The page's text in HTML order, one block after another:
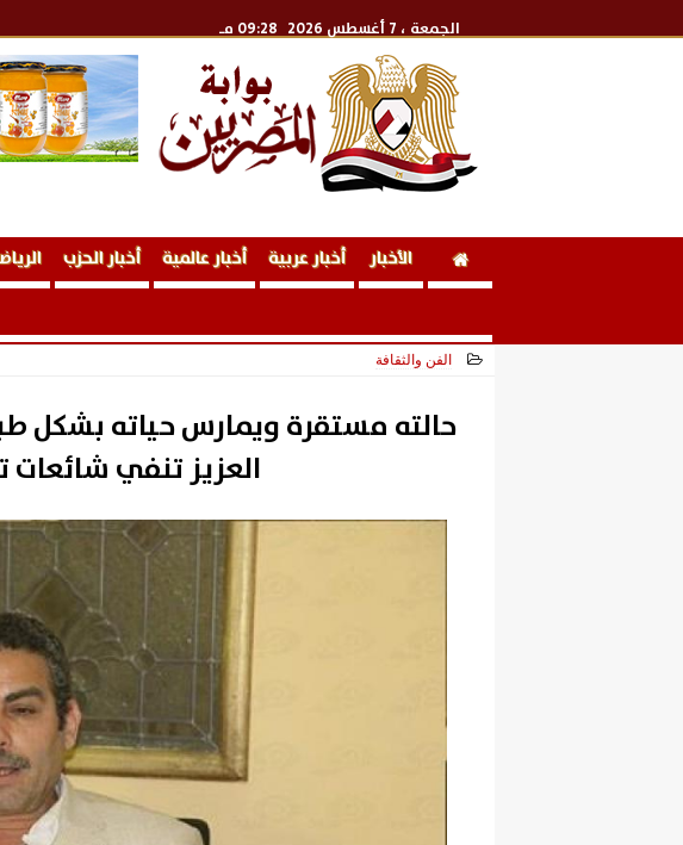
الجمعة ، 7 أغسطس 2026 09:28 مـ
الأخبار أخبار عربية أخبار عالمية أخبار الحزب
الفن والثقافة
حالته مستقرة ويمارس حياته بشكل
العزيز تنفي